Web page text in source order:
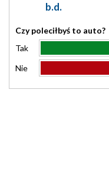
b.d.
Czy poleciłbyś to auto?
Tak
Nie